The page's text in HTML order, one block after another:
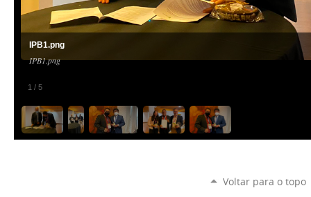
1 / 5
IPB1.png
IPB1.png
Voltar para o topo